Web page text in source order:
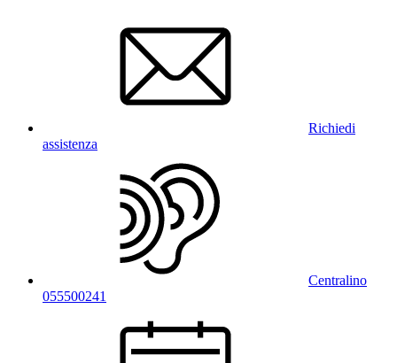
Richiedi
assistenza
Centralino
055500241